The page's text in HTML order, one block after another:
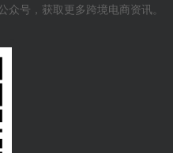
号，获取更多跨境电商资讯。